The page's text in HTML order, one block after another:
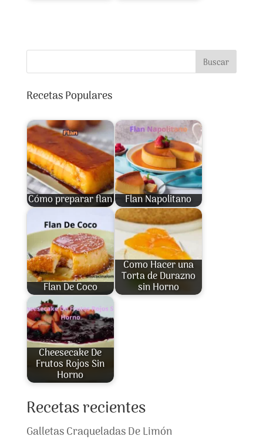
Buscar
Recetas Populares
Cómo preparar flan Flan Napolitano
Flan De Coco
Como Hacer una
Torta de Durazno
sin Horno
Cheesecake De
Frutos Rojos Sin
Horno
Recetas recientes
Galletas Craqueladas De Limón